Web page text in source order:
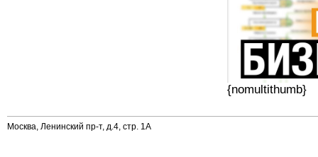
{nomultithumb}
Москва, Ленинский пр-т, д.4, стр. 1А